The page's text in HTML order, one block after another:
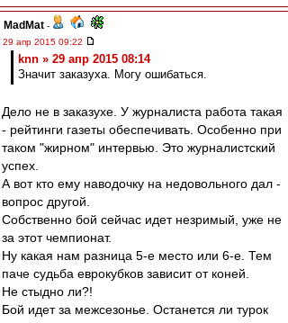
MadMat -
29 апр 2015 09:22
knn » 29 апр 2015 08:14
Значит заказуха. Могу ошибаться.
Дело не в заказухе. У журналиста работа такая
- рейтинги газеты обеспечивать. Особенно при
таком "жирном" интервью. Это журналистский
успех.
А вот кто ему наводочку на недовольного дал -
вопрос другой.
Собственно бой сейчас идет незримый, уже не
за этот чемпионат.
Ну какая нам разница 5-е место или 6-е. Тем
паче судьба еврокубков зависит от коней.
Не стыдно ли?!
Бой идет за межсезонье. Останется ли турок